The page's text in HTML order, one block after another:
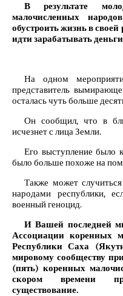
В результате
малочисленных
обустроить жизнь в
идти зарабатывать
На одном
представитель
осталась чуть больше
Он сообщил, что в
исчезнет с лица Земли.
Его выступление было
было больше похоже на
Также может
народами республики,
военный геноцид.
И Вашей последней
Ассоциации коренных
Республики Саха
мировому сообществу
(пять) коренных
скором времени
существование.